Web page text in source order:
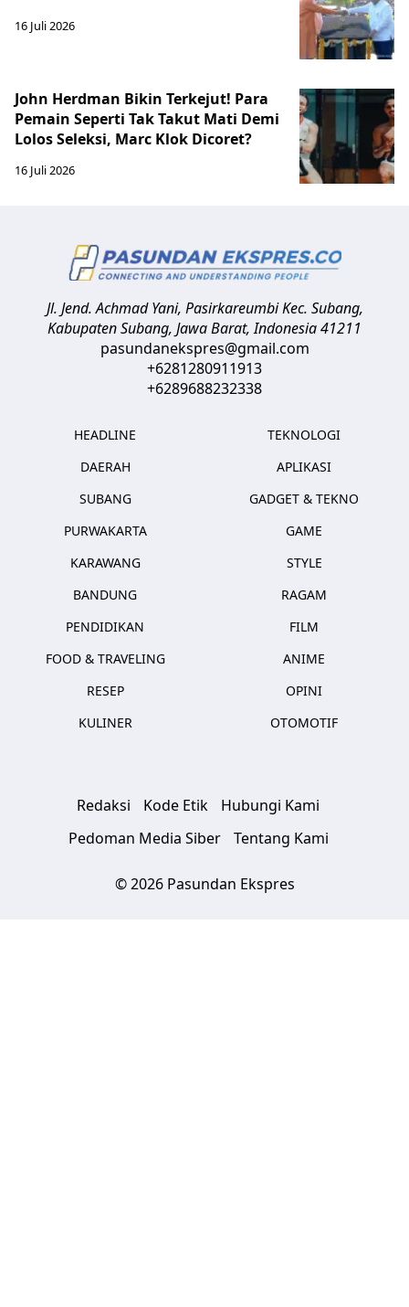
16 Juli 2026
John Herdman Bikin Terkejut! Para
Pemain Seperti Tak Takut Mati Demi
Lolos Seleksi, Marc Klok Dicoret?
16 Juli 2026
Jl. Jend. Achmad Yani, Pasirkareumbi Kec. Subang,
Kabupaten Subang, Jawa Barat,Indonesia41211
pasundanekspres@gmail.com
+6281280911913
+6289688232338
HEADLINE
DAERAH
SUBANG
PURWAKARTA
KARAWANG
BANDUNG
PENDIDIKAN
FOOD & TRAVELING
RESEP
KULINER
TEKNOLOGI
APLIKASI
GADGET & TEKNO
GAME
STYLE
RAGAM
FILM
ANIME
OPINI
OTOMOTIF
Redaksi Kode Etik
Hubungi Kami
Pedoman Media Siber
Tentang Kami
© 2026 Pasundan Ekspres